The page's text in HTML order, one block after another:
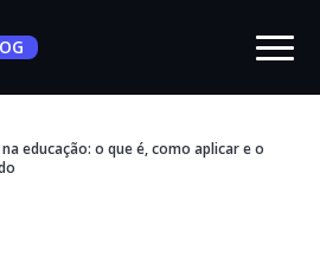
educação: o que é, como aplicar e o